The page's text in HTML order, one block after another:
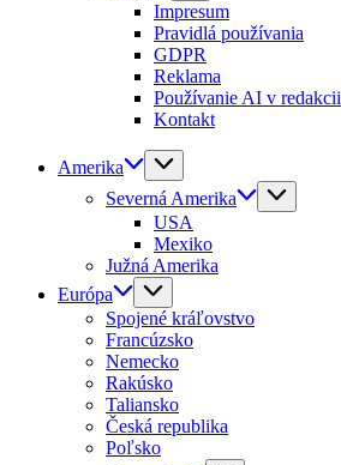
Impresum
Pravidlá používania
GDPR
Reklama
Používanie AI v redakcii
Kontakt
Amerika
Severná Amerika
USA
Mexiko
Južná Amerika
Európa
Spojené kráľovstvo
Francúzsko
Nemecko
Rakúsko
Taliansko
Česká republika
Poľsko